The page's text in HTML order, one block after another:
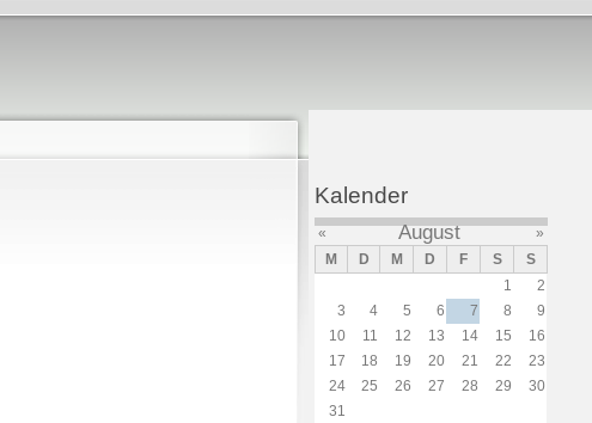
Kalender
« August
»
M
D M D F S
S
1
2
3
4 5 6 7 8
9
10
11 12 13 14 15
16
17
18 19 20 21 22
23
24
25 26 27 28 29
30
31